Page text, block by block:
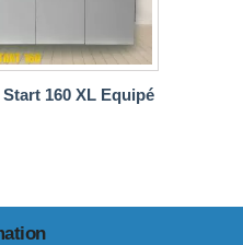
Start 160 XL Equipé